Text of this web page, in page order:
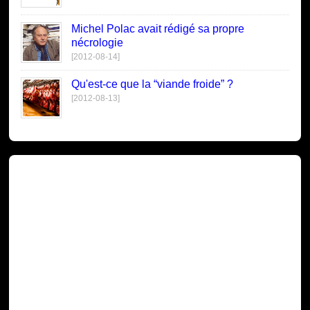
Michel Polac avait rédigé sa propre
nécrologie
[2012-08-14]
Qu'est-ce que la “viande froide” ?
[2012-08-13]